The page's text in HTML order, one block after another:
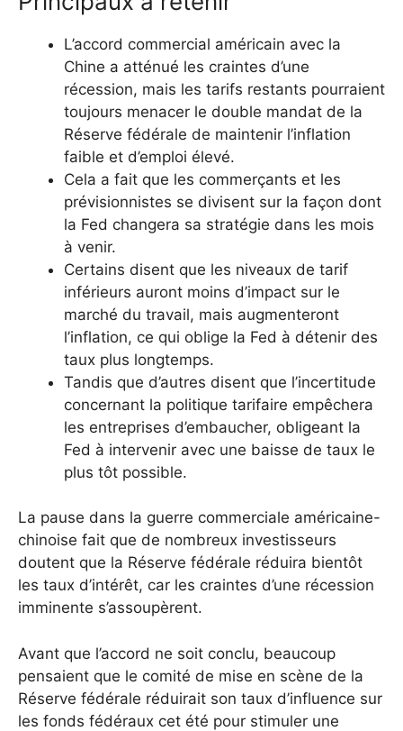
L’accord commercial américain avec la
Chine a atténué les craintes d’une
récession, mais les tarifs restants pourraient
toujours menacer le double mandat de la
Réserve fédérale de maintenir l’inflation
faible et d’emploi élevé.
Cela a fait que les commerçants et les
prévisionnistes se divisent sur la façon dont
la Fed changera sa stratégie dans les mois
à venir.
Certains disent que les niveaux de tarif
inférieurs auront moins d’impact sur le
marché du travail, mais augmenteront
l’inflation, ce qui oblige la Fed à détenir des
taux plus longtemps.
Tandis que d’autres disent que l’incertitude
concernant la politique tarifaire empêchera
les entreprises d’embaucher, obligeant la
Fed à intervenir avec une baisse de taux le
plus tôt possible.
La pause dans la guerre commerciale américaine-
chinoise fait que de nombreux investisseurs
doutent que la Réserve fédérale réduira bientôt
les taux d’intérêt, car les craintes d’une récession
imminente s’assoupèrent.
Avant que l’accord ne soit conclu, beaucoup
pensaient que le comité de mise en scène de la
Réserve fédérale réduirait son taux d’influence sur
les fonds fédéraux cet été pour stimuler une